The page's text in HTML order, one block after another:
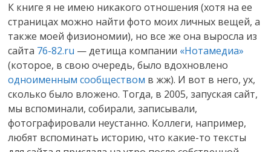
К книге я не имею никакого отношения (хотя на ее
страницах можно найти фото моих личных вещей, а
также моей физиономии), но все же она выросла из
сайта 76-82.ru — детища компании «Нотамедиа»
(которое, в свою очередь, было вдохновлено
одноименным сообществом в жж). И вот в него, ух,
сколько было вложено. Тогда, в 2005, запуская сайт,
мы вспоминали, собирали, записывали,
фотографировали неустанно. Коллеги, например,
любят вспоминать историю, что какие-то тексты